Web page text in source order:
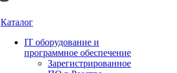
Каталог
IT оборудование и
программное обеспечение
Зарегистрированное